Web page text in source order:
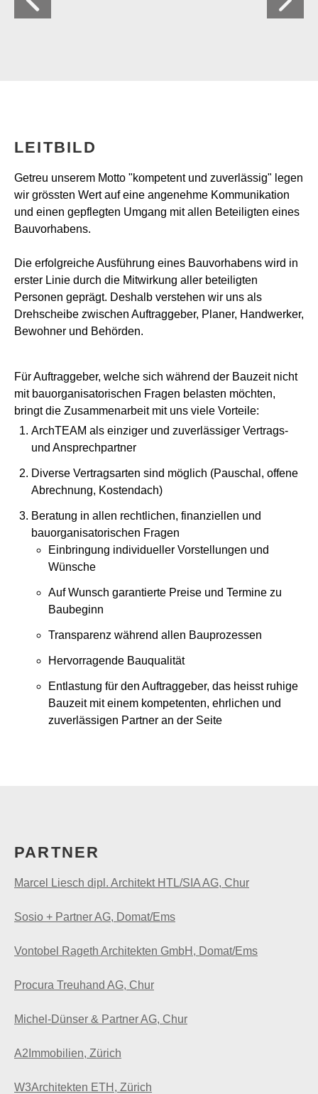
LEITBILD
Getreu unserem Motto "kompetent und zuverlässig" legen
wir grössten Wert auf eine angenehme Kommunikation
und einen gepflegten Umgang mit allen Beteiligten eines
Bauvorhabens.
Die erfolgreiche Ausführung eines Bauvorhabens wird in
erster Linie durch die Mitwirkung aller beteiligten
Personen geprägt. Deshalb verstehen wir uns als
Drehscheibe zwischen Auftraggeber, Planer, Handwerker,
Bewohner und Behörden.
Für Auftraggeber, welche sich während der Bauzeit nicht
mit bauorganisatorischen Fragen belasten möchten,
bringt die Zusammenarbeit mit uns viele Vorteile:
ArchTEAM als einziger und zuverlässiger Vertrags-
und Ansprechpartner
Diverse Vertragsarten sind möglich (Pauschal, offene
Abrechnung, Kostendach)
Beratung in allen rechtlichen, finanziellen und
bauorganisatorischen Fragen
Einbringung individueller Vorstellungen und
Wünsche
Auf Wunsch garantierte Preise und Termine zu
Baubeginn
Transparenz während allen Bauprozessen
Hervorragende Bauqualität
Entlastung für den Auftraggeber, das heisst ruhige
Bauzeit mit einem kompetenten, ehrlichen und
zuverlässigen Partner an der Seite
PARTNER
Marcel Liesch dipl. Architekt HTL/SIA AG, Chur
Sosio + Partner AG, Domat/Ems
Vontobel Rageth Architekten GmbH, Domat/Ems
Procura Treuhand AG, Chur
Michel-Dünser & Partner AG, Chur
A2Immobilien, Zürich
W3Architekten ETH, Zürich